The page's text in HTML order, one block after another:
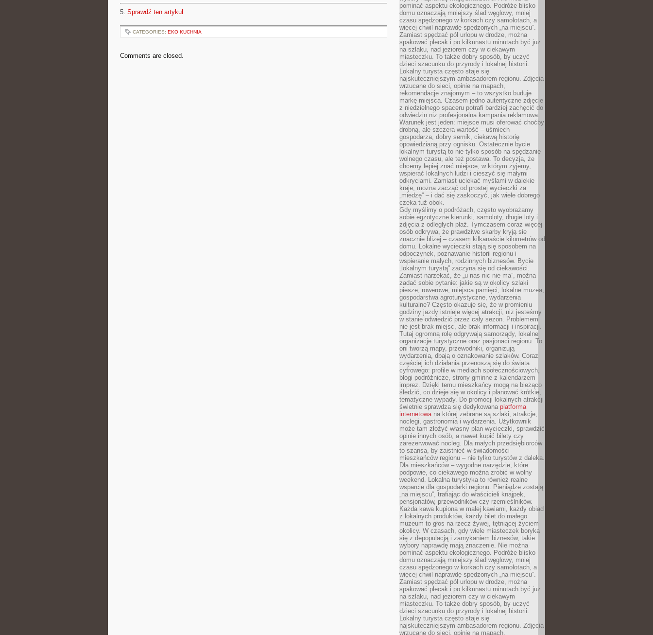
5. Sprawdź ten artykuł
CATEGORIES: EKO KUCHNIA
Comments are closed.
pominąć aspektu ekologicznego. Podróże blisko
domu oznaczają mniejszy ślad węglowy, mniej
czasu spędzonego w korkach czy samolotach, a
więcej chwil naprawdę spędzonych „na miejscu”.
Zamiast spędzać pół urlopu w drodze, można
spakować plecak i po kilkunastu minutach być już
na szlaku, nad jeziorem czy w ciekawym
miasteczku. To także dobry sposób, by uczyć
dzieci szacunku do przyrody i lokalnej historii.
Lokalny turysta często staje się
najskuteczniejszym ambasadorem regionu. Zdjęcia
wrzucane do sieci, opinie na mapach,
rekomendacje znajomym – to wszystko buduje
markę miejsca. Czasem jedno autentyczne zdjęcie
z niedzielnego spaceru potrafi bardziej zachęcić do
odwiedzin niż profesjonalna kampania reklamowa.
Warunek jest jeden: miejsce musi oferować choćby
drobną, ale szczerą wartość – uśmiech
gospodarza, dobry sernik, ciekawą historię
opowiedzianą przy ognisku. Ostatecznie bycie
lokalnym turystą to nie tylko sposób na spędzanie
wolnego czasu, ale też postawa. To decyzja, że
chcemy lepiej znać miejsce, w którym żyjemy,
wspierać lokalnych ludzi i cieszyć się małymi
odkryciami. Zamiast uciekać myślami w dalekie
kraje, można zacząć od prostej wycieczki za
„miedzę” – i dać się zaskoczyć, jak wiele dobrego
czeka tuż obok.
Gdy myślimy o podróżach, często wyobrażamy
sobie egzotyczne kierunki, samoloty, długie loty i
zdjęcia z odległych plaż. Tymczasem coraz więcej
osób odkrywa, że prawdziwe skarby kryją się
znacznie bliżej – czasem kilkanaście kilometrów od
domu. Lokalne wycieczki stają się sposobem na
odpoczynek, poznawanie historii regionu i
wspieranie małych, rodzinnych biznesów. Bycie
„lokalnym turystą” zaczyna się od ciekawości.
Zamiast narzekać, że „u nas nic nie ma”, można
zadać sobie pytanie: jakie są w okolicy szlaki
piesze, rowerowe, miejsca pamięci, lokalne muzea,
gospodarstwa agroturystyczne, wydarzenia
kulturalne? Często okazuje się, że w promieniu
godziny jazdy istnieje więcej atrakcji, niż jesteśmy
w stanie odwiedzić przez cały sezon. Problemem
nie jest brak miejsc, ale brak informacji i inspiracji.
Tutaj ogromną rolę odgrywają samorządy, lokalne
organizacje turystyczne oraz pasjonaci regionu. To
oni tworzą mapy, przewodniki, organizują
wydarzenia, dbają o oznakowanie szlaków. Coraz
częściej ich działania przenoszą się do świata
cyfrowego: profile w mediach społecznościowych,
blogi podróżnicze, strony gminne z kalendarzem
imprez. Dzięki temu mieszkańcy mogą na bieżąco
śledzić, co dzieje się w okolicy i planować krótkie,
tematyczne wypady. Do promocji lokalnych atrakcji
świetnie sprawdza się dedykowana platforma
internetowana której zebrane są szlaki, atrakcje,
noclegi, gastronomia i wydarzenia. Użytkownik
może tam złożyć własny plan wycieczki, sprawdzić
opinie innych osób, a nawet kupić bilety czy
zarezerwować nocleg. Dla małych przedsiębiorców
to szansa, by zaistnieć w świadomości
mieszkańców regionu – nie tylko turystów z daleka.
Dla mieszkańców – wygodne narzędzie, które
podpowie, co ciekawego można zrobić w wolny
weekend. Lokalna turystyka to również realne
wsparcie dla gospodarki regionu. Pieniądze zostają
„na miejscu”, trafiając do właścicieli knajpek,
pensjonatów, przewodników czy rzemieślników.
Każda kawa kupiona w małej kawiarni, każdy obiad
z lokalnych produktów, każdy bilet do małego
muzeum to głos na rzecz żywej, tętniącej życiem
okolicy. W czasach, gdy wiele miasteczek boryka
się z depopulacją i zamykaniem biznesów, takie
wybory naprawdę mają znaczenie. Nie można
pominąć aspektu ekologicznego. Podróże blisko
domu oznaczają mniejszy ślad węglowy, mniej
czasu spędzonego w korkach czy samolotach, a
więcej chwil naprawdę spędzonych „na miejscu”.
Zamiast spędzać pół urlopu w drodze, można
spakować plecak i po kilkunastu minutach być już
na szlaku, nad jeziorem czy w ciekawym
miasteczku. To także dobry sposób, by uczyć
dzieci szacunku do przyrody i lokalnej historii.
Lokalny turysta często staje się
najskuteczniejszym ambasadorem regionu. Zdjęcia
wrzucane do sieci, opinie na mapach,